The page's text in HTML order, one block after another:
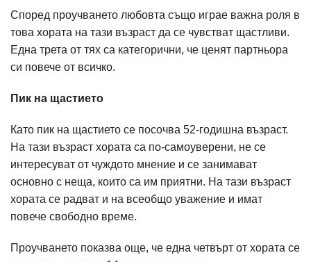
Според проучването любовта също играе важна роля в
това хората на тази възраст да се чувстват щастливи.
Една трета от тях са категорични, че ценят партньора
си повече от всичко.
Пик на щастието
Като пик на щастието се посочва 52-годишна възраст.
На тази възраст хората са по-самоуверени, не се
интересуват от чуждото мнение и се занимават
основно с неща, които са им приятни. На тази възраст
хората се радват и на всеобщо уважение и имат
повече свободно време.
Проучването показва още, че една четвърт от хората се